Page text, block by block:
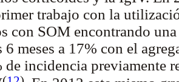
trabajo con la
con SOM encontrando
6 meses a 17% con el
de incidencia previamente